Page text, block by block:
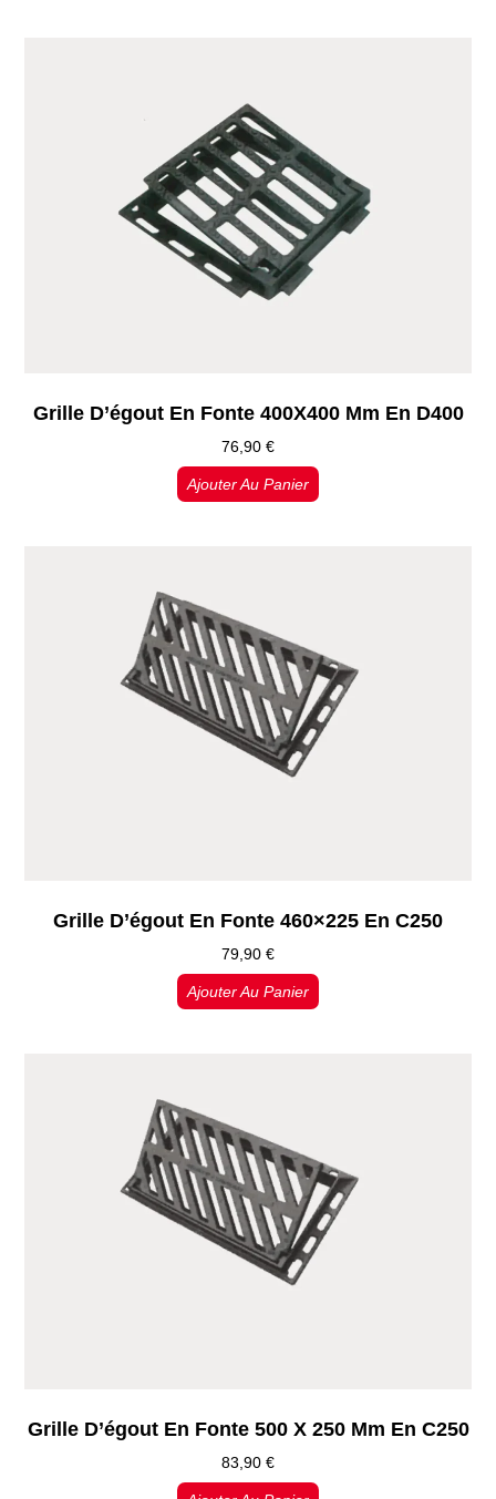
Grille D’égout En Fonte 400X400 Mm En D400
76,90 €
Ajouter Au Panier
Grille D’égout En Fonte 460×225 En C250
79,90 €
Ajouter Au Panier
Grille D’égout En Fonte 500 X 250 Mm En C250
83,90 €